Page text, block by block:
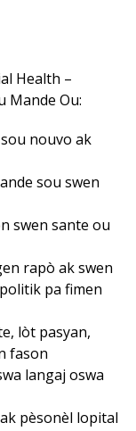
Health –
Mande Ou:
nouvo ak
sou swen
swen sante ou
rapò ak swen
pa fimen
lòt pasyan,
fason
langaj oswa
pèsonèl lopital